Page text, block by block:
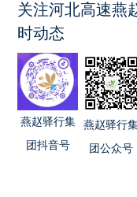
关注河北高速燕
时动态
燕赵驿行集
团抖音号
燕赵驿行
团公众号